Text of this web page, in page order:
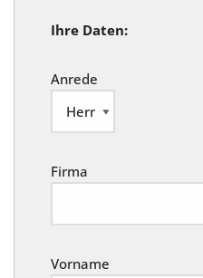
Ihre Daten:
Anrede
Firma
Vorname